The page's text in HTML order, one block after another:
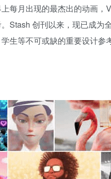
每月出现的最杰出的动画
Stash 创刊以来，现已成为
生等不可或缺的重要设计